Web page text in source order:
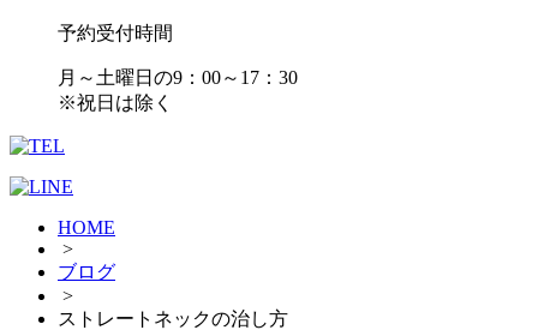
予約受付時間
月～土曜日の9：00～17：30
※祝日は除く
HOME
>
ブログ
>
ストレートネックの治し方